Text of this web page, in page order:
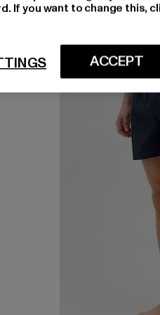
-35%
If you want to change this,
ACCEPT